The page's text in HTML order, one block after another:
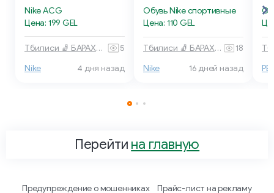
Nike ACG
Цена: 199 GEL
Тбилиси 🧦 БАРАХОЛКА
5
Nike
4 дня назад
Обувь Nike спортивные
Цена: 110 GEL
Тбилиси 🧦 БАРАХОЛКА
18
Nike
16 дней назад
Перейти на главную
Предупреждение о мошенниках Прайс-лист на рекламу